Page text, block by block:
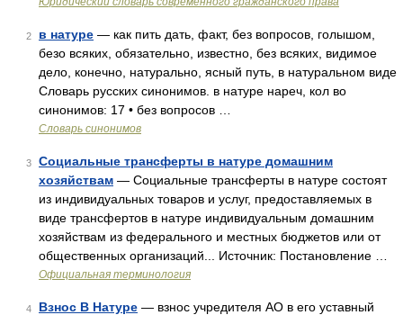
2 в натуре — как пить дать, факт, без вопросов, голышом,
безо всяких, обязательно, известно, без всяких, видимое
дело, конечно, натурально, ясный путь, в натуральном виде
Словарь русских синонимов. в натуре нареч, кол во
синонимов: 17 • без вопросов …
Словарь синонимов
3
Социальные трансферты в натуре домашним
хозяйствам — Социальные трансферты в натуре состоят
из индивидуальных товаров и услуг, предоставляемых в
виде трансфертов в натуре индивидуальным домашним
хозяйствам из федерального и местных бюджетов или от
общественных организаций... Источник: Постановление …
Официальная терминология
4 Взнос В Натуре — взнос учредителя АО в его уставный